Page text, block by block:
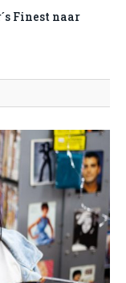
Finest naar